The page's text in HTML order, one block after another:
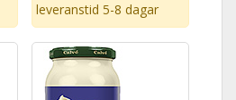
leveranstid 5-8 dagar